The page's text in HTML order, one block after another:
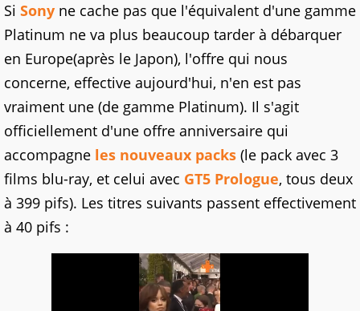
Si Sony ne cache pas que l'équivalent d'une gamme
Platinum ne va plus beaucoup tarder à débarquer
en Europe(après le Japon), l'offre qui nous
concerne, effective aujourd'hui, n'en est pas
vraiment une (de gamme Platinum). Il s'agit
officiellement d'une offre anniversaire qui
accompagne les nouveaux packs (le pack avec 3
films blu-ray, et celui avec GT5 Prologue, tous deux
à 399 pifs). Les titres suivants passent effectivement
à 40 pifs :